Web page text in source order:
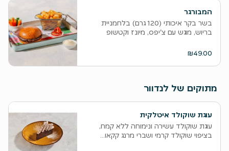
המבורגר
בשר בקר איכותי (120 גרם) בלחמניית
בריוש, מוגש עם צ'יפס, מיונז וקטשופ
₪49.00
מתוקים של לנדוור
עוגת שוקולד איטלקית
עוגת שוקולד עשירה ונימוחה ללא קמח,
בציפוי שוקולד קרמי ושברי מרנג קקאו...